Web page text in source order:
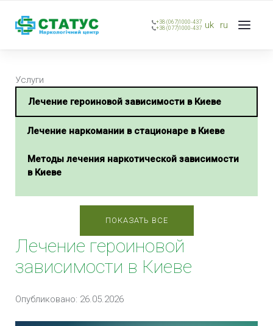
+38 (067)1000-437
+38 (077)1000-437 uk ru
Услуги
Лечение героиновой зависимости в Киеве
Лечение наркомании в стационаре в Киеве
Методы лечения наркотической зависимости
в Киеве
Снятие наркотической ломки на дому в Киеве
ПОКАЗАТЬ ВСЕ
Лечение героиновой
зависимости в Киеве
Опубликовано: 26.05.2026